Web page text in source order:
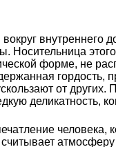
внутреннего
Носительница
форме, не
гордость,
от других.
деликатность,
человека,